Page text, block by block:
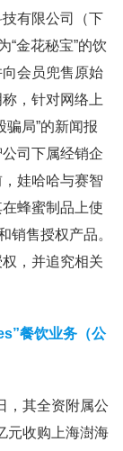
有限公司（下
“金花秘宝”的饮
会员兜售原始
，针对网络上
骗局”的新闻报
司下属经销企
娃哈哈与赛智
蜂蜜制品上使
销售授权产品。
，并追究相关
餐饮业务（公
，其全资附属公
元收购上海澍海